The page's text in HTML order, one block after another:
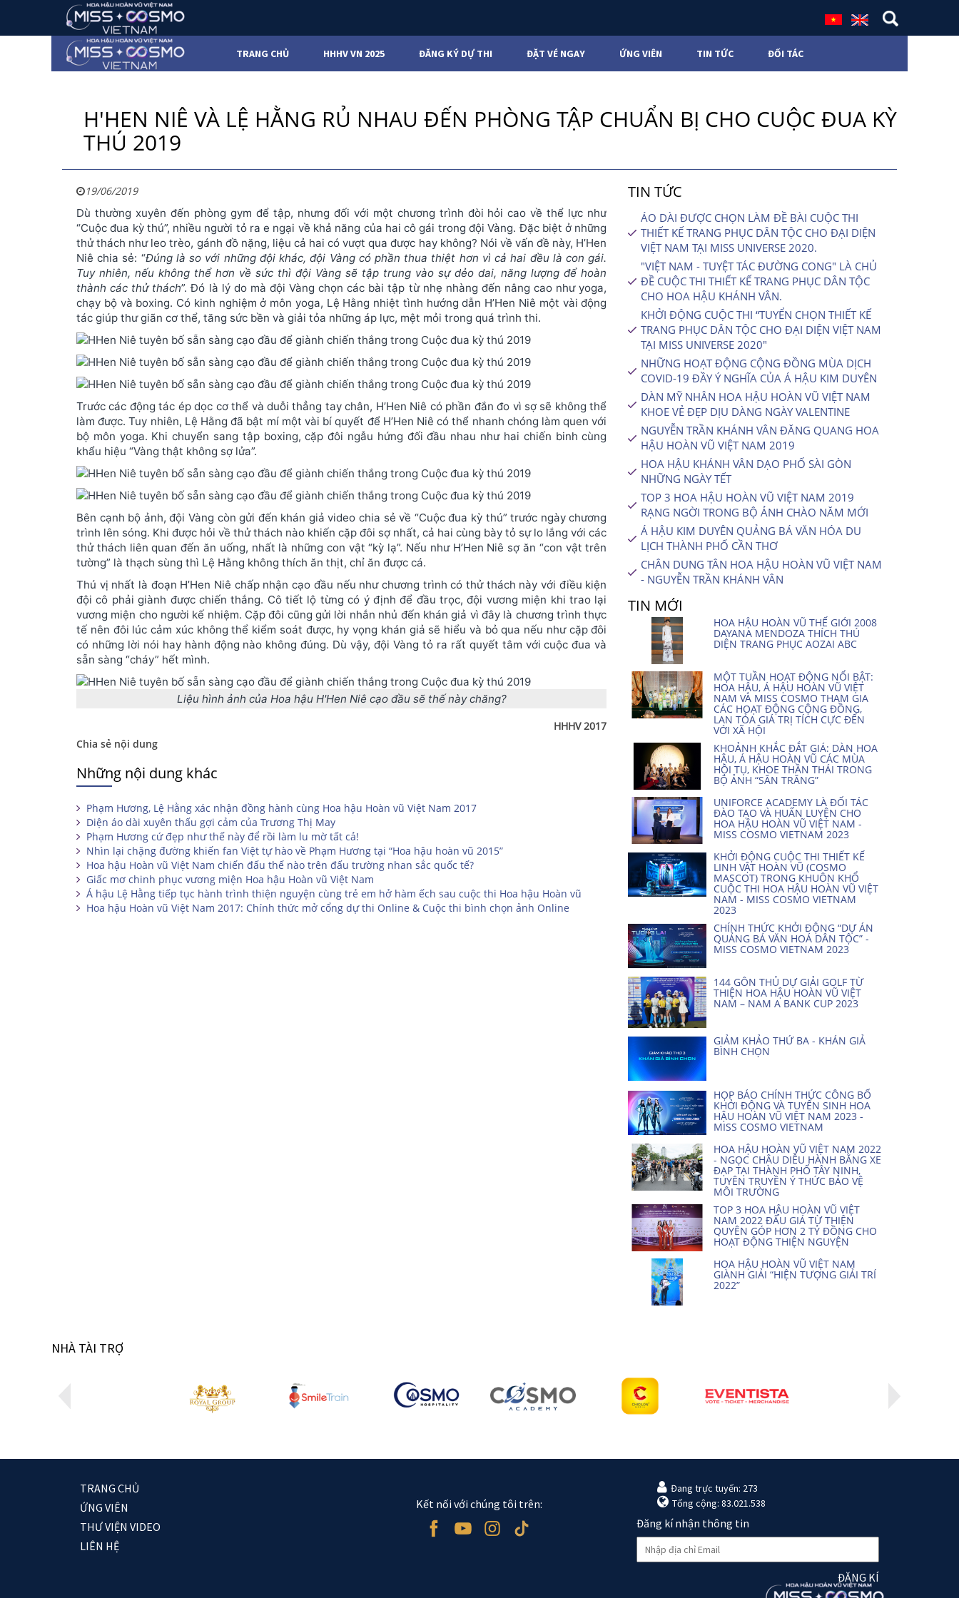
TRANG CHỦ HHHV VN 2025 ĐĂNG KÝ DỰ THI ĐẶT VÉ NGAY ỨNG VIÊN TIN TỨC ĐỐI TÁC
H'HEN NIÊ VÀ LỆ HẰNG RỦ NHAU ĐẾN PHÒNG TẬP CHUẨN BỊ CHO CUỘC ĐUA KỲ
THÚ 2019
19/06/2019
Dù thường xuyên đến phòng gym để tập, nhưng đối với một chương trình đòi hỏi cao về thể lực như
“Cuộc đua kỳ thú”, nhiều người tỏ ra e ngại về khả năng của hai cô gái trong đội Vàng. Đặc biệt ở những
thử thách như leo trèo, gánh đồ nặng, liệu cả hai có vượt qua được hay không? Nói về vấn đề này, H’Hen
Niê chia sẻ: “Đúng là so với những đội khác, đội Vàng có phần thua thiệt hơn vì cả hai đều là con gái.
Tuy nhiên, nếu không thể hơn về sức thì đội Vàng sẽ tập trung vào sự dẻo dai, năng lượng để hoàn
thành các thử thách”. Đó là lý do mà đội Vàng chọn các bài tập từ nhẹ nhàng đến nâng cao như yoga,
chạy bộ và boxing. Có kinh nghiệm ở môn yoga, Lệ Hằng nhiệt tình hướng dẫn H’Hen Niê một vài động
tác giúp thư giãn cơ thể, tăng sức bền và giải tỏa những áp lực, mệt mỏi trong quá trình thi.
Trước các động tác ép dọc cơ thể và duỗi thẳng tay chân, H’Hen Niê có phần đắn đo vì sợ sẽ không thể
làm được. Tuy nhiên, Lệ Hằng đã bật mí một vài bí quyết để H’Hen Niê có thể nhanh chóng làm quen với
bộ môn yoga. Khi chuyển sang tập boxing, cặp đôi ngẫu hứng đối đầu nhau như hai chiến binh cùng
khẩu hiệu “Vàng thật không sợ lửa”.
Bên cạnh bộ ảnh, đội Vàng còn gửi đến khán giả video chia sẻ về “Cuộc đua kỳ thú” trước ngày chương
trình lên sóng. Khi được hỏi về thử thách nào khiến cặp đôi sợ nhất, cả hai cùng bày tỏ sự lo lắng với các
thử thách liên quan đến ăn uống, nhất là những con vật “kỳ lạ”. Nếu như H’Hen Niê sợ ăn “con vật trên
tường” là thạch sùng thì Lệ Hằng không thích ăn thịt, chỉ ăn được cá.
Thú vị nhất là đoạn H’Hen Niê chấp nhận cạo đầu nếu như chương trình có thử thách này với điều kiện
đội cô phải giành được chiến thắng. Cô tiết lộ từng có ý định để đầu trọc, đội vương miện khi trao lại
vương miện cho người kế nhiệm. Cặp đôi cũng gửi lời nhắn nhủ đến khán giả vì đây là chương trình thực
tế nên đôi lúc cảm xúc không thể kiểm soát được, hy vọng khán giả sẽ hiểu và bỏ qua nếu như cặp đôi
có những lời nói hay hành động nào không đúng. Dù vậy, đội Vàng tỏ ra rất quyết tâm với cuộc đua và
sẵn sàng “cháy” hết mình.
Liệu hình ảnh của Hoa hậu H'Hen Niê cạo đầu sẽ thế này chăng?
HHHV 2017
Chia sẻ nội dung
Những nội dung khác
Phạm Hương, Lệ Hằng xác nhận đồng hành cùng Hoa hậu Hoàn vũ Việt Nam 2017
Diện áo dài xuyên thấu gợi cảm của Trương Thị May
Phạm Hương cứ đẹp như thế này để rồi làm lu mờ tất cả!
Nhìn lại chặng đường khiến fan Việt tự hào về Phạm Hương tại “Hoa hậu hoàn vũ 2015”
Hoa hậu Hoàn vũ Việt Nam chiến đấu thế nào trên đấu trường nhan sắc quốc tế?
Giấc mơ chinh phục vương miện Hoa hậu Hoàn vũ Việt Nam
Á hậu Lệ Hằng tiếp tục hành trình thiện nguyện cùng trẻ em hở hàm ếch sau cuộc thi Hoa hậu Hoàn vũ
Hoa hậu Hoàn vũ Việt Nam 2017: Chính thức mở cổng dự thi Online & Cuộc thi bình chọn ảnh Online
TIN TỨC
ÁO DÀI ĐƯỢC CHỌN LÀM ĐỀ BÀI CUỘC THI
THIẾT KẾ TRANG PHỤC DÂN TỘC CHO ĐẠI DIỆN
VIỆT NAM TẠI MISS UNIVERSE 2020.
"VIỆT NAM - TUYỆT TÁC ĐƯỜNG CONG" LÀ CHỦ
ĐỀ CUỘC THI THIẾT KẾ TRANG PHỤC DÂN TỘC
CHO HOA HẬU KHÁNH VÂN.
KHỞI ĐỘNG CUỘC THI “TUYỂN CHỌN THIẾT KẾ
TRANG PHỤC DÂN TỘC CHO ĐẠI DIỆN VIỆT NAM
TẠI MISS UNIVERSE 2020″
NHỮNG HOẠT ĐỘNG CỘNG ĐỒNG MÙA DỊCH
COVID-19 ĐẦY Ý NGHĨA CỦA Á HẬU KIM DUYÊN
DÀN MỸ NHÂN HOA HẬU HOÀN VŨ VIỆT NAM
KHOE VẺ ĐẸP DỊU DÀNG NGÀY VALENTINE
NGUYỄN TRẦN KHÁNH VÂN ĐĂNG QUANG HOA
HẬU HOÀN VŨ VIỆT NAM 2019
HOA HẬU KHÁNH VÂN DẠO PHỐ SÀI GÒN
NHỮNG NGÀY TẾT
TOP 3 HOA HẬU HOÀN VŨ VIỆT NAM 2019
RẠNG NGỜI TRONG BỘ ẢNH CHÀO NĂM MỚI
Á HẬU KIM DUYÊN QUẢNG BÁ VĂN HÓA DU
LỊCH THÀNH PHỐ CẦN THƠ
CHÂN DUNG TÂN HOA HẬU HOÀN VŨ VIỆT NAM
- NGUYỄN TRẦN KHÁNH VÂN
TIN MỚI
HOA HẬU HOÀN VŨ THẾ GIỚI 2008
DAYANA MENDOZA THÍCH THÚ
DIỆN TRANG PHỤC AOZAI ABC
MỘT TUẦN HOẠT ĐỘNG NỔI BẬT:
HOA HẬU, Á HẬU HOÀN VŨ VIỆT
NAM VÀ MISS COSMO THAM GIA
CÁC HOẠT ĐỘNG CỘNG ĐỒNG,
LAN TỎA GIÁ TRỊ TÍCH CỰC ĐẾN
VỚI XÃ HỘI
KHOẢNH KHẮC ĐẮT GIÁ: DÀN HOA
HẬU, Á HẬU HOÀN VŨ CÁC MÙA
HỘI TỤ, KHOE THẦN THÁI TRONG
BỘ ẢNH “SĂN TRĂNG”
UNIFORCE ACADEMY LÀ ĐỐI TÁC
ĐÀO TẠO VÀ HUẤN LUYỆN CHO
HOA HẬU HOÀN VŨ VIỆT NAM -
MISS COSMO VIETNAM 2023
KHỞI ĐỘNG CUỘC THI THIẾT KẾ
LINH VẬT HOÀN VŨ (COSMO
MASCOT) TRONG KHUÔN KHỔ
CUỘC THI HOA HẬU HOÀN VŨ VIỆT
NAM - MISS COSMO VIETNAM
2023
CHÍNH THỨC KHỞI ĐỘNG “DỰ ÁN
QUẢNG BÁ VĂN HOÁ DÂN TỘC” -
MISS COSMO VIETNAM 2023
144 GÔN THỦ DỰ GIẢI GOLF TỪ
THIỆN HOA HẬU HOÀN VŨ VIỆT
NAM – NAM A BANK CUP 2023
GIẢM KHẢO THỨ BA - KHÁN GIẢ
BÌNH CHỌN
HỌP BÁO CHÍNH THỨC CÔNG BỐ
KHỞI ĐỘNG VÀ TUYỂN SINH HOA
HẬU HOÀN VŨ VIỆT NAM 2023 -
MISS COSMO VIETNAM
HOA HẬU HOÀN VŨ VIỆT NAM 2022
- NGỌC CHÂU DIỄU HÀNH BẰNG XE
ĐẠP TẠI THÀNH PHỐ TÂY NINH,
TUYÊN TRUYỀN Ý THỨC BẢO VỆ
MÔI TRƯỜNG
TOP 3 HOA HẬU HOÀN VŨ VIỆT
NAM 2022 ĐẤU GIÁ TỪ THIỆN
QUYÊN GÓP HƠN 2 TỶ ĐỒNG CHO
HOẠT ĐỘNG THIỆN NGUYỆN
HOA HẬU HOÀN VŨ VIỆT NAM
GIÀNH GIẢI “HIỆN TƯỢNG GIẢI TRÍ
2022”
NHÀ TÀI TRỢ
TRANG CHỦ
ỨNG VIÊN
THƯ VIỆN VIDEO
LIÊN HỆ
Kết nối với chúng tôi trên:
Đang trực tuyến: 273
Tổng cộng: 83.021.538
Đăng kí nhận thông tin
ĐĂNG KÍ